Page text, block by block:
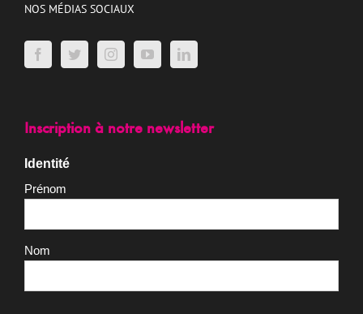
NOS MÉDIAS SOCIAUX
Inscription à notre newsletter
Identité
Prénom
Nom